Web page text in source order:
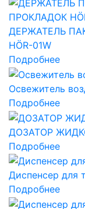
ДЕРЖАТЕЛЬ
HÖR-01W
Подробнее
Освежитель
Подробнее
ДОЗАТОР
Подробнее
Диспенсер для
Подробнее